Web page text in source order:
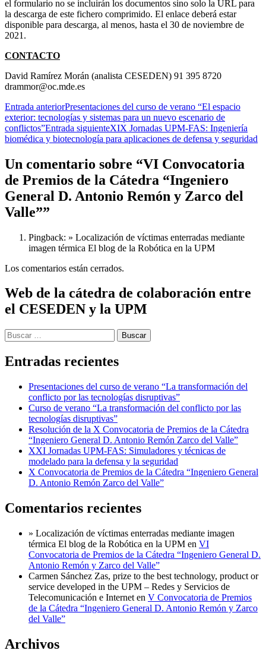
el formulario no se incluirán los documentos sino solo la URL para
la descarga de este fichero comprimido. El enlace deberá estar
disponible para descarga, al menos, hasta el 30 de noviembre de
2021.
CONTACTO
David Ramírez Morán (analista CESEDEN) 91 395 8720
drammor@oc.mde.es
Navegación
de
entradas
Entrada anteriorPresentaciones del curso de verano “El espacio
exterior: tecnologías y sistemas para un nuevo escenario de
conflictos”Entrada siguienteXIX Jornadas UPM-FAS: Ingeniería
biomédica y biotecnología para aplicaciones de defensa y seguridad
Un comentario sobre “VI Convocatoria
de Premios de la Cátedra “Ingeniero
General D. Antonio Remón y Zarco del
Valle””
Pingback: » Localización de víctimas enterradas mediante
imagen térmica El blog de la Robótica en la UPM
Los comentarios están cerrados.
Web de la cátedra de colaboración entre
el CESEDEN y la UPM
Buscar:
Entradas recientes
Presentaciones del curso de verano “La transformación del
conflicto por las tecnologías disruptivas”
Curso de verano “La transformación del conflicto por las
tecnologías disruptivas”
Resolución de la X Convocatoria de Premios de la Cátedra
“Ingeniero General D. Antonio Remón Zarco del Valle”
XXI Jornadas UPM-FAS: Simuladores y técnicas de
modelado para la defensa y la seguridad
X Convocatoria de Premios de la Cátedra “Ingeniero General
D. Antonio Remón Zarco del Valle”
Comentarios recientes
» Localización de víctimas enterradas mediante imagen
térmica El blog de la Robótica en la UPM en VI
Convocatoria de Premios de la Cátedra “Ingeniero General D.
Antonio Remón y Zarco del Valle”
Carmen Sánchez Zas, prize to the best technology, product or
service developed in the UPM – Redes y Servicios de
Telecomunicación e Internet en V Convocatoria de Premios
de la Cátedra “Ingeniero General D. Antonio Remón y Zarco
del Valle”
Archivos